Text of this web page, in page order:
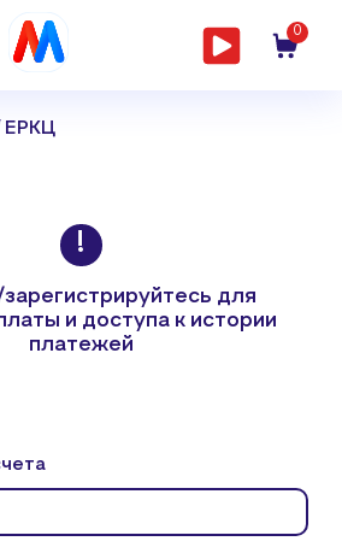
0
ЕРКЦ
для
и доступа к истории
платежей